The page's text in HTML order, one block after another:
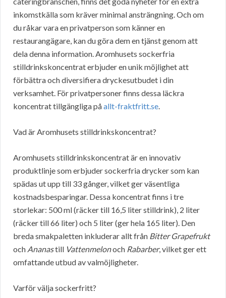
inkomstkälla som kräver minimal ansträngning. Och om
du råkar vara en privatperson som känner en
restaurangägare, kan du göra dem en tjänst genom att
dela denna information. Aromhusets sockerfria
stilldrinkskoncentrat erbjuder en unik möjlighet att
förbättra och diversifiera dryckesutbudet i din
verksamhet. För privatpersoner finns dessa läckra
koncentrat tillgängliga påallt-fraktfritt.se.
Vad är Aromhusets stilldrinkskoncentrat?
Aromhusets stilldrinkskoncentrat är en innovativ
produktlinje som erbjuder sockerfria drycker som kan
spädas ut upp till 33 gånger, vilket ger väsentliga
kostnadsbesparingar. Dessa koncentrat finns i tre
storlekar: 500 ml (räcker till 16,5 liter stilldrink), 2 liter
(räcker till 66 liter) och 5 liter (ger hela 165 liter). Den
breda smakpaletten inkluderar allt från Bitter Grapefrukt
och Ananastill Vattenmelonoch Rabarber, vilket ger ett
omfattande utbud av valmöjligheter.
Varför välja sockerfritt?